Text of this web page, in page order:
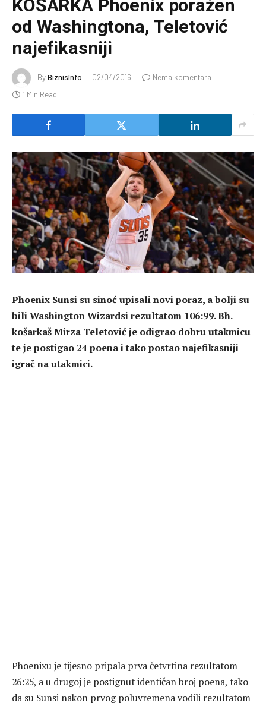
KOŠARKA Phoenix poražen
od Washingtona, Teletović
najefikasniji
ByBiznisInfo 02/04/2016
Nema komentara
1 Min Read
Phoenix Sunsi su sinoć upisali novi poraz, a bolji su
bili Washington Wizardsi rezultatom 106:99. Bh.
košarkaš Mirza Teletović je odigrao dobru utakmicu
te je postigao 24 poena i tako postao najefikasniji
igrač na utakmici.
Phoenixu je tijesno pripala prva četvrtina rezultatom
26:25, a u drugoj je postignut identičan broj poena, tako
da su Sunsi nakon prvog poluvremena vodili rezultatom